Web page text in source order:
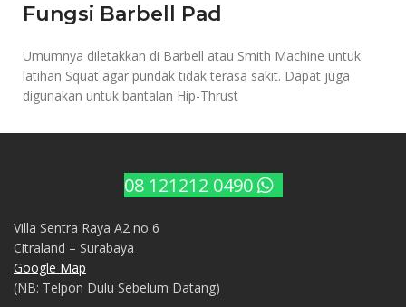
Fungsi Barbell Pad
Umumnya diletakkan di Barbell atau Smith Machine untuk
latihan Squat agar pundak tidak terasa sakit. Dapat juga
digunakan untuk bantalan Hip-Thrust
08 121212 0490
Villa Sentra Raya A2 no 6
Citraland – Surabaya
Google Map
(NB: Telpon Dulu Sebelum Datang)